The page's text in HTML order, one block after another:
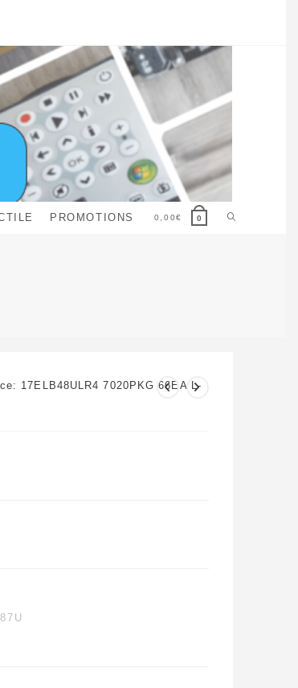
PROMOTIONS 0,00€ 0 Toggle
17ELB48ULR4 7020PKG 66EA L-